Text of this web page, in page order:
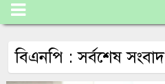
বিএনপি : সর্বশেষ সংবাদ